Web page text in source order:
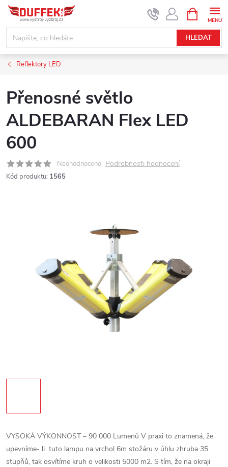
Přejít
obsah
HLEDAT
NÁKUPNÍ
KOŠÍK
Reflektory LED
Přenosné světlo
ALDEBARAN Flex LED
600
Neohodnoceno Podrobnosti hodnocení
Kód produktu: 1565
VYSOKÁ VÝKONNOST – 90 000 Lumenů V praxi to znamená, že
upevníme- li tuto lampu na vrchol 6m stožáru v úhlu zhruba 35
stupňů, tak osvítíme kruh o velikosti 5000 m2. S tím, že na okraji